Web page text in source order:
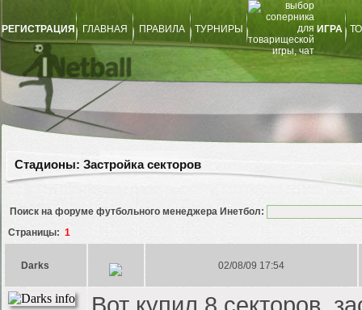
РЕГИСТРАЦИЯ ГЛАВНАЯ ПРАВИЛА ТУРНИРЫ ИГРА
Стадионы: Застройка секторов
Поиск на форуме футбольного менеджера Инетбол:
Страницы: 1
Darks 02/08/09 17:54